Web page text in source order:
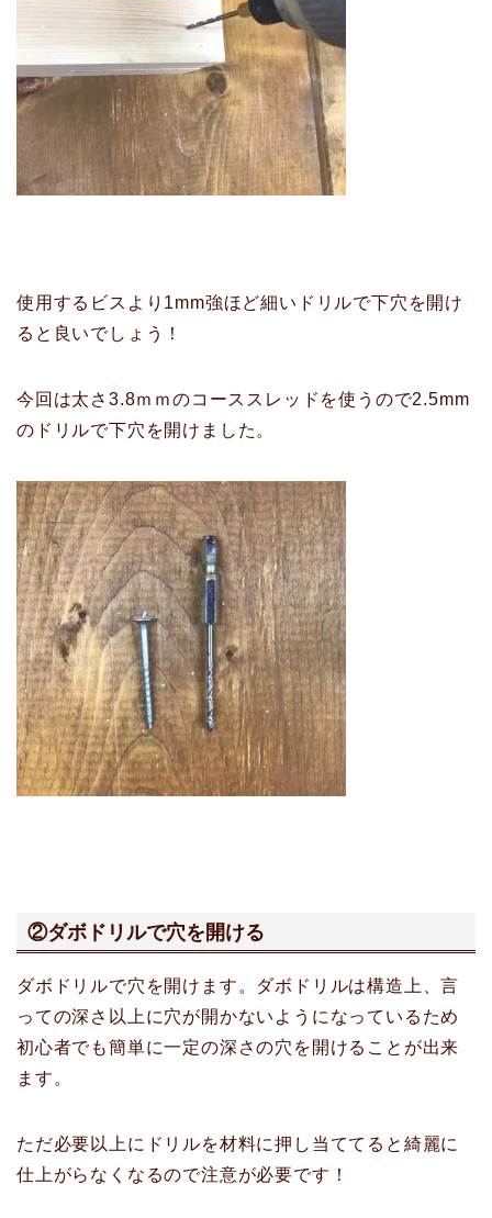
使用するビスより1mm強ほど細いドリルで下穴を開け
ると良いでしょう！
今回は太さ3.8ｍｍのコーススレッドを使うので2.5mm
のドリルで下穴を開けました。
②ダボドリルで穴を開ける
ダボドリルで穴を開けます。ダボドリルは構造上、言
っての深さ以上に穴が開かないようになっているため
初心者でも簡単に一定の深さの穴を開けることが出来
ます。
ただ必要以上にドリルを材料に押し当ててると綺麗に
仕上がらなくなるので注意が必要です！